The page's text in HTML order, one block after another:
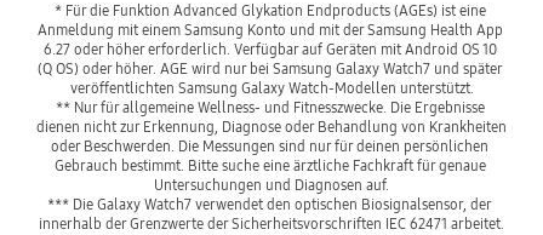
* Für die Funktion Advanced Glykation Endproducts (AGEs) ist eine
Anmeldung mit einem Samsung Konto und mit der Samsung Health App
6.27 oder höher erforderlich. Verfügbar auf Geräten mit Android OS 10
(Q OS) oder höher. AGE wird nur bei Samsung Galaxy Watch7 und später
veröffentlichten Samsung Galaxy Watch-Modellen unterstützt.
** Nur für allgemeine Wellness- und Fitnesszwecke. Die Ergebnisse
dienen nicht zur Erkennung, Diagnose oder Behandlung von Krankheiten
oder Beschwerden. Die Messungen sind nur für deinen persönlichen
Gebrauch bestimmt. Bitte suche eine ärztliche Fachkraft für genaue
Untersuchungen und Diagnosen auf.
*** Die Galaxy Watch7 verwendet den optischen Biosignalsensor, der
innerhalb der Grenzwerte der Sicherheitsvorschriften IEC 62471 arbeitet.